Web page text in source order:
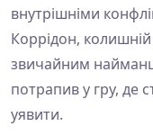
внутрішніми
Коррідон,
звичайним
потрапив у гру, де
уявити.